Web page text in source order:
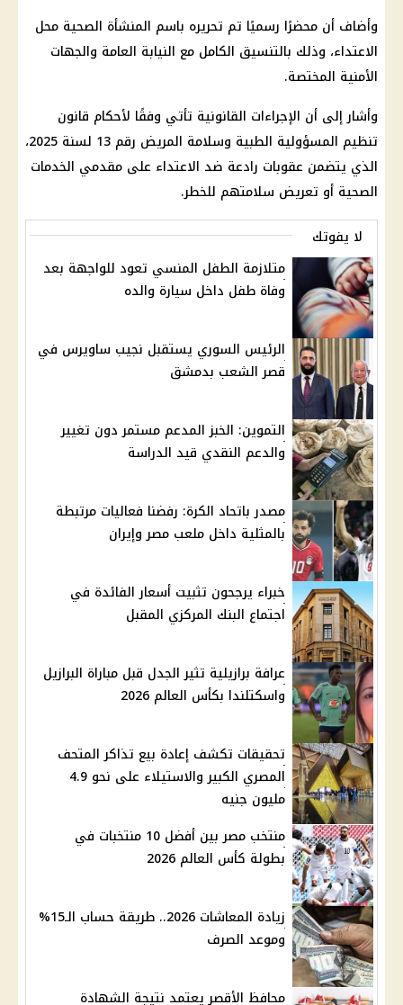
وأضاف أن محضرًا رسميًا تم تحريره باسم المنشأة الصحية محل
الاعتداء، وذلك بالتنسيق الكامل مع النيابة العامة والجهات
الأمنية المختصة.
وأشار إلى أن الإجراءات القانونية تأتي وفقًا لأحكام قانون
تنظيم المسؤولية الطبية وسلامة المريض رقم 13 لسنة 2025،
الذي يتضمن عقوبات رادعة ضد الاعتداء على مقدمي الخدمات
الصحية أو تعريض سلامتهم للخطر.
لا يفوتك
متلازمة الطفل المنسي تعود للواجهة بعد
وفاة طفل داخل سيارة والده
الرئيس السوري يستقبل نجيب ساويرس في
قصر الشعب بدمشق
التموين: الخبز المدعم مستمر دون تغيير
والدعم النقدي قيد الدراسة
مصدر باتحاد الكرة: رفضنا فعاليات مرتبطة
بالمثلية داخل ملعب مصر وإيران
خبراء يرجحون تثبيت أسعار الفائدة في
اجتماع البنك المركزي المقبل
عرافة برازيلية تثير الجدل قبل مباراة البرازيل
واسكتلندا بكأس العالم 2026
تحقيقات تكشف إعادة بيع تذاكر المتحف
المصري الكبير والاستيلاء على نحو 4.9
مليون جنيه
منتخب مصر بين أفضل 10 منتخبات في
بطولة كأس العالم 2026
زيادة المعاشات 2026.. طريقة حساب الـ15%
وموعد الصرف
محافظ الأقصر يعتمد نتيجة الشهادة